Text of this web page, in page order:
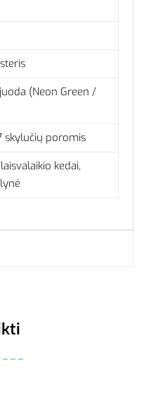
(Neon Green /
skylučių poromis
kedai,